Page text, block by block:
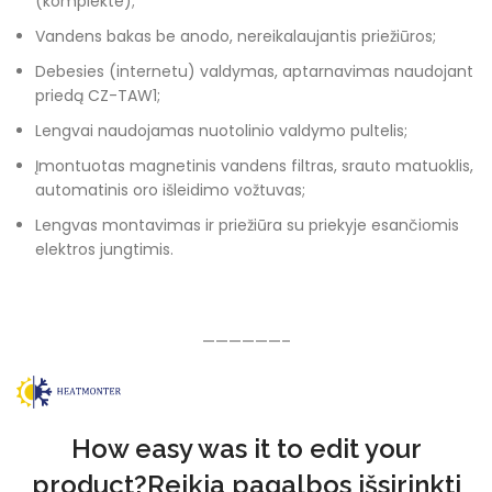
Vandens bakas be anodo, nereikalaujantis priežiūros;
Debesies (internetu) valdymas, aptarnavimas naudojant
priedą CZ-TAW1;
Lengvai naudojamas nuotolinio valdymo pultelis;
Įmontuotas magnetinis vandens filtras, srauto matuoklis,
automatinis oro išleidimo vožtuvas;
Lengvas montavimas ir priežiūra su priekyje esančiomis
elektros jungtimis.
——————–
How easy was it to edit your
product?Reikia pagalbos išsirinkti